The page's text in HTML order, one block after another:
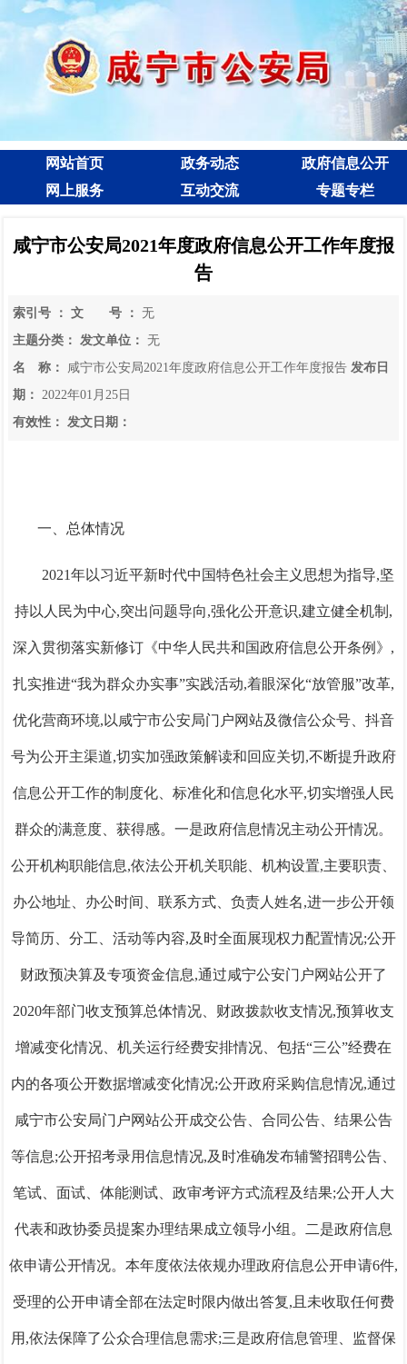
网站首页 政务动态
政府信息公开
网上服务
互动交流 专题专栏
咸宁市公安局2021年度政府信息公开工作年度报
告
索引号 ： 文 号 ：
无
主题分类：
发文单位：
无
名 称：
咸宁市公安局2021年度政府信息公开工作年度报告 发布日
期：
2022年01月25日
有效性：
发文日期：
一、总体情况
2021年以习近平新时代中国特色社会主义思想为指导,坚
持以人民为中心,突出问题导向,强化公开意识,建立健全机制,
深入贯彻落实新修订《中华人民共和国政府信息公开条例》,
扎实推进“我为群众办实事”实践活动,着眼深化“放管服”改革,
优化营商环境,以 咸宁市公安局门户网站及微信公众号 、抖音
号为公开主渠道,切实加强政策解读和回应关切,不断提升政府
信息公开工作的制度化、标准化和信息化水平,切实增强人民
群众的满意度、获得感。 一是政府信息情况主动公开情况。
公开机构职能信息,依法公开机关职能、机构设置,主要职责、
办公地址、办公时间、联系方式、负责人姓名,进一步公开领
导简历、分工、活动等内容,及时全面展现权力配置情况;公开
财政预决算及专项资金信息,通过咸宁公安门户网站公开了
2020年部门收支预算总体情况、财政拨款收支情况,预算收支
增减变化情况、机关运行经费安排情况、包括“三公”经费在
内的各项公开数据增减变化情况;公开政府采购信息情况,通过
咸宁市公安局门户网站公开成交公告、合同公告、结果公告
等信息;公开招考录用信息情况,及时准确发布辅警招聘公告、
笔试、面试、体能测试、政审考评方式流程及结果;公开人大
代表和政协委员提案办理结果成立领导小组。 二是政府信息
依申请公开情况。本年度依法依规办理政府信息公开申请6件,
受理的公开申请全部在法定时限内做出答复,且未收取任何费
用,依法保障了公众合理信息需求;三是政府信息管理、监督保